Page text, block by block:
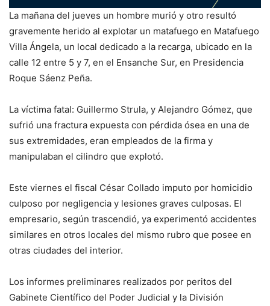
La mañana del jueves un hombre murió y otro resultó
gravemente herido al explotar un matafuego en Matafuego
Villa Ángela, un local dedicado a la recarga, ubicado en la
calle 12 entre 5 y 7, en el Ensanche Sur, en Presidencia
Roque Sáenz Peña.
La víctima fatal: Guillermo Strula, y Alejandro Gómez, que
sufrió una fractura expuesta con pérdida ósea en una de
sus extremidades, eran empleados de la firma y
manipulaban el cilindro que explotó.
Este viernes el fiscal César Collado imputo por homicidio
culposo por negligencia y lesiones graves culposas. El
empresario, según trascendió, ya experimentó accidentes
similares en otros locales del mismo rubro que posee en
otras ciudades del interior.
Los informes preliminares realizados por peritos del
Gabinete Científico del Poder Judicial y la División